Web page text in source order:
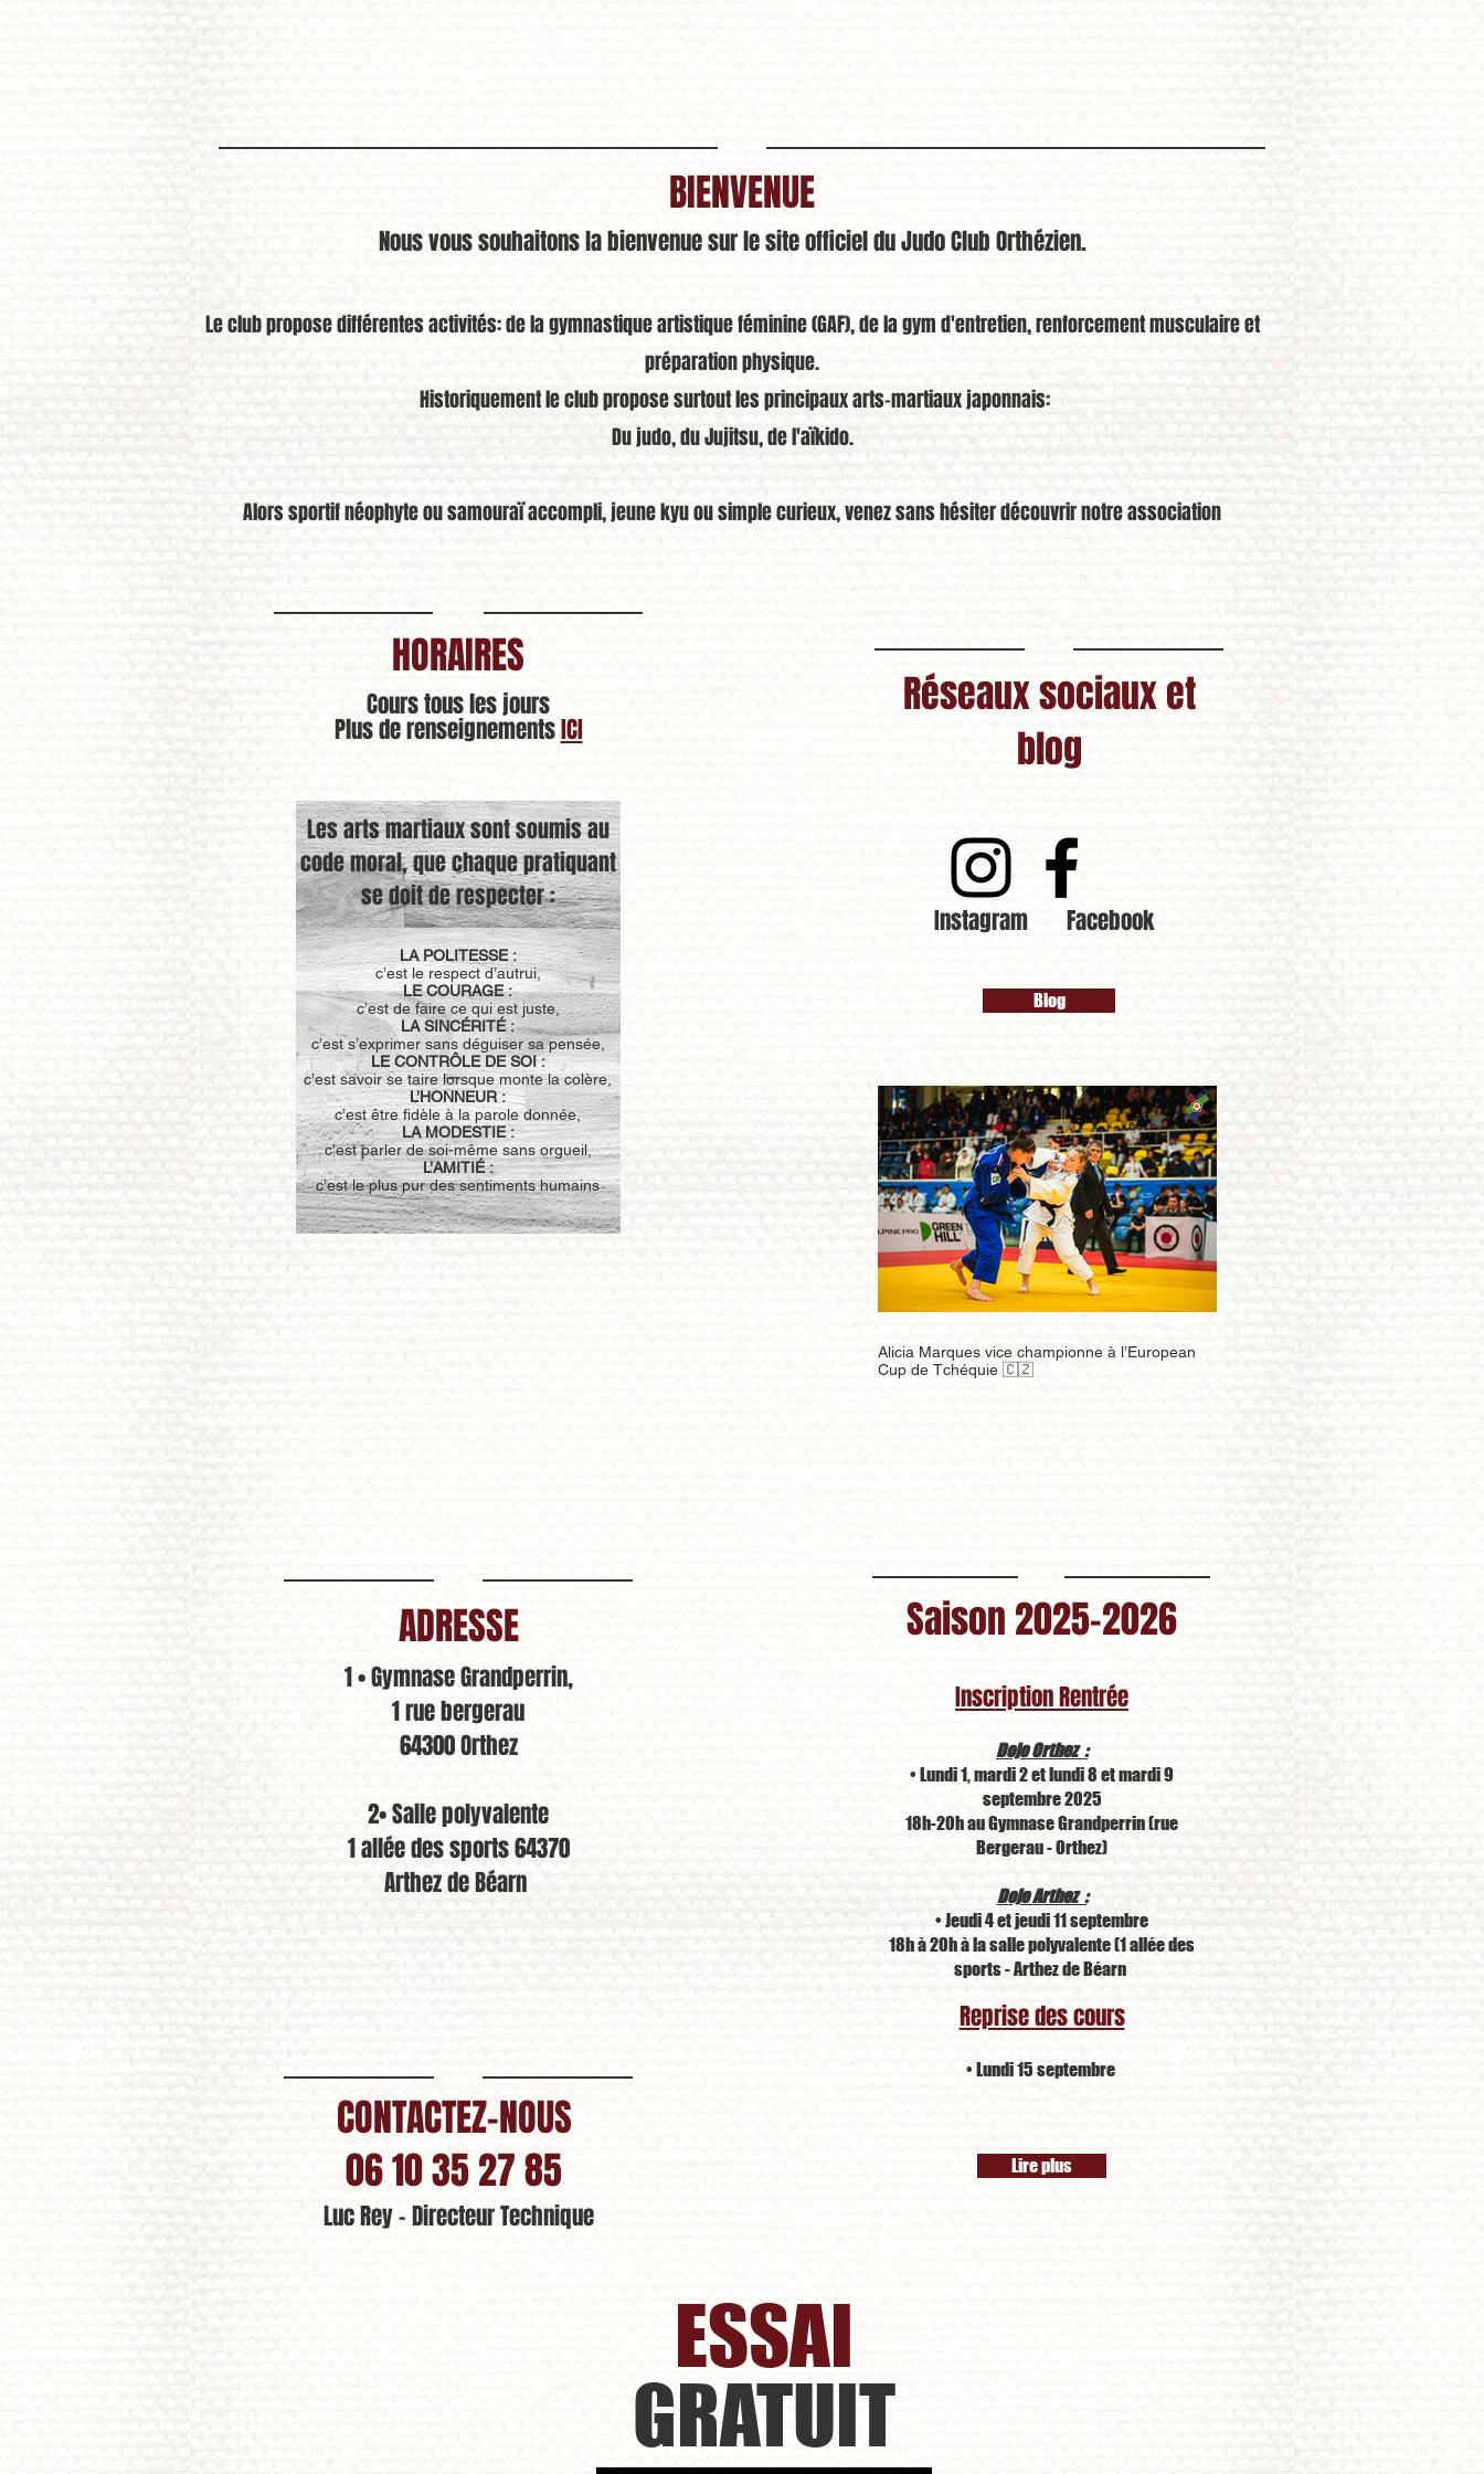
BIENVENUE
Nous vous souhaitons la bienvenue sur le site officiel du Judo Club Orthézien.
Le club propose différentes activités: de la gymnastique artistique féminine (GAF), de la gym d'entretien, renforcement musculaire et
préparation physique.
Historiquement le club propose surtout les principaux arts-martiaux japonnais:
Du judo, du Jujitsu, de l'aïkido.
Alors sportif néophyte ou samouraï accompli, jeune kyu ou simple curieux, venez sans hésiter découvrir notre association
HORAIRES
Cours tous les jours
Plus de renseignementsICI
Les arts martiaux sont soumis au
code moral, que chaque pratiquant
se doit de respecter :
LA POLITESSE :
c’est le respect d’autrui,
LE COURAGE :
c’est de faire ce qui est juste,
LA SINCÉRITÉ :
c’est s’exprimer sans déguiser sa pensée,
LE CONTRÔLE DE SOI :
c’est savoir se taire lorsque monte la colère,
L’HONNEUR :
c’est être fidèle à la parole donnée,
LA MODESTIE :
c’est parler de soi-même sans orgueil,
L’AMITIÉ :
c’est le plus pur des sentiments humains
Réseaux sociaux et
blog
Instagram Facebook
Alicia Marques vice championne à l’European
Cup de Tchéquie 🇨🇿
Blog
ADRESSE
1 • Gymnase Grandperrin,
1 rue bergerau
64300 Orthez
2• Salle polyvalente
1 allée des sports 64370
Arthez de Béarn
CONTACTEZ-NOUS
06 10 35 27 85
Luc Rey-Directeur Technique
Saison 2025-2026
Inscription Rentrée
Dojo Orthez :
• Lundi 1, mardi 2 et lundi 8 et mardi 9
septembre 2025
18h-20h au Gymnase Grandperrin (rue
Bergerau - Orthez)
Dojo Arthez :
• Jeudi 4 et jeudi 11 septembre
18h à 20h à la salle polyvalente (1 allée des
sports - Arthez de Béarn ​
Reprise des cours
• Lundi 15 septembre
Lire plus
ESSAI
GRATUIT